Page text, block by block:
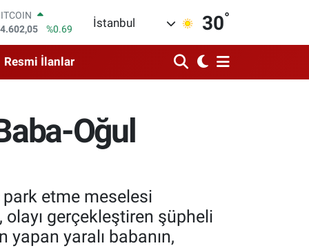
%0.06
55,0700
%0.1
%48
İstanbul 30°
Resmi İlanlar
Oğul
park etme meselesi
gerçekleştiren şüpheli
yapan yaralı babanın,